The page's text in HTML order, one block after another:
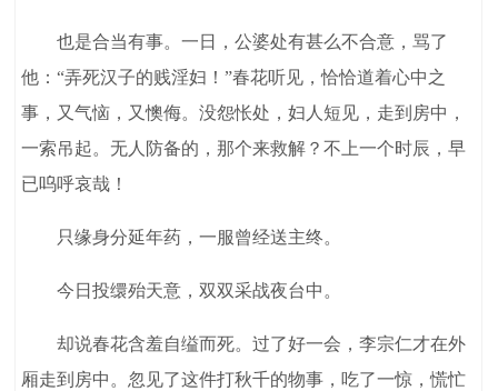
也是合当有事。一日，公婆处有甚么不合意，骂了
他：“弄死汉子的贱淫妇！”春花听见，恰恰道着心中之
事，又气恼，又懊侮。没怨怅处，妇人短见，走到房中，
一索吊起。无人防备的，那个来救解？不上一个时辰，早
已呜呼哀哉！
只缘身分延年药，一服曾经送主终。
今日投缳殆天意，双双采战夜台中。
却说春花含羞自缢而死。过了好一会，李宗仁才在外
厢走到房中。忽见了这件打秋千的物事，吃了一惊，慌忙